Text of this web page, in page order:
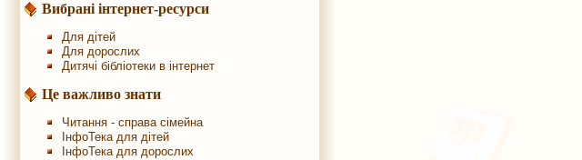
Вибрані інтернет-ресурси
Для дітей
Для дорослих
Дитячі бібліотеки в інтернет
Це важливо знати
Читання - справа сімейна
ІнфоТека для дітей
ІнфоТека для дорослих